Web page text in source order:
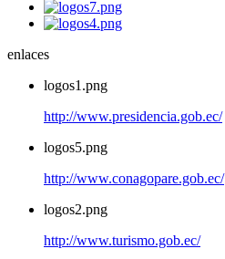
enlaces
logos1.png
http://www.presidencia.gob.ec/
logos5.png
http://www.conagopare.gob.ec/
logos2.png
http://www.turismo.gob.ec/